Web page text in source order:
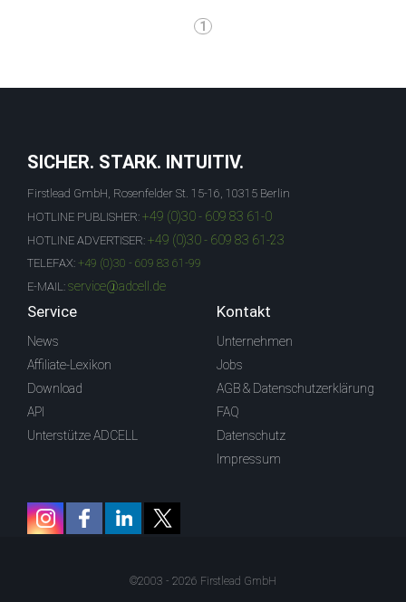
1
SICHER. STARK. INTUITIV.
Firstlead GmbH, Rosenfelder St. 15-16, 10315 Berlin
HOTLINE PUBLISHER: +49 (0)30 - 609 83 61-0
HOTLINE ADVERTISER: +49 (0)30 - 609 83 61-23
TELEFAX: +49 (0)30 - 609 83 61-99
E-MAIL: service@adcell.de
Service
News
Affiliate-Lexikon
Download
API
Unterstütze ADCELL
Kontakt
Unternehmen
Jobs
AGB & Datenschutzerklärung
FAQ
Datenschutz
Impressum
©2003 - 2026 Firstlead GmbH